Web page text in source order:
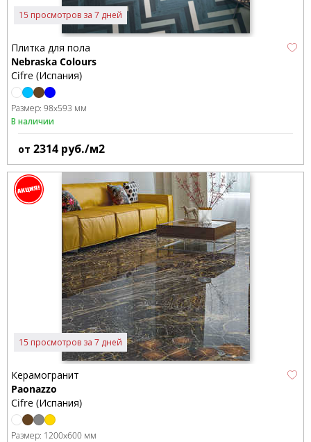
15 просмотров за 7 дней
Плитка для пола
Nebraska Colours
Cifre (Испания)
Размер: 98x593 мм
В наличии
от 2314 руб./м2
15 просмотров за 7 дней
Керамогранит
Paonazzo
Cifre (Испания)
Размер: 1200x600 мм